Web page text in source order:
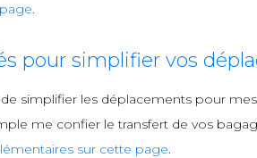
.
pour simplifier vos
simplifier les déplacements pour
me confier le transfert de vos
sur cette page.